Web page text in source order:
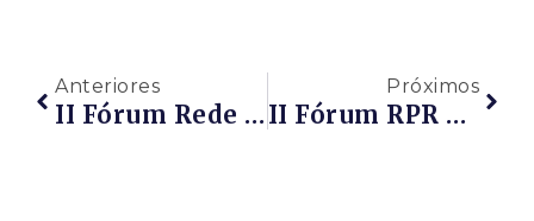
Anteriores
II Fórum Rede Petro Rio
Próximos
II Fórum RPR – Apresentação Do Diretor Da Global Opsi, Sr. Luiz Janela – A Importância Das Relações Intra-RPR